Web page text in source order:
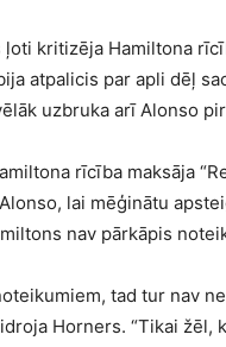
ļoti kritizēja Hamiltona
atpalicis par apli dēļ
uzbruka arī Alonso
rīcība maksāja
lai mēģinātu
nav pārkāpis
tad tur nav
Horners. “Tikai žēl,